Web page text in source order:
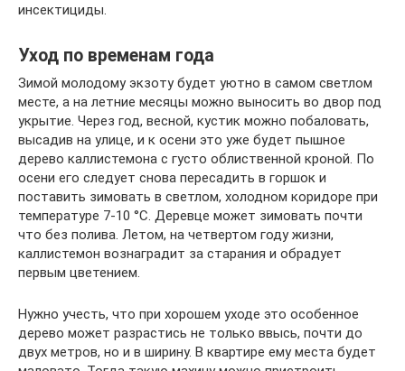
инсектициды.
Уход по временам года
Зимой молодому экзоту будет уютно в самом светлом
месте, а на летние месяцы можно выносить во двор под
укрытие. Через год, весной, кустик можно побаловать,
высадив на улице, и к осени это уже будет пышное
дерево каллистемона с густо облиственной кроной. По
осени его следует снова пересадить в горшок и
поставить зимовать в светлом, холодном коридоре при
температуре 7-10 °С. Деревце может зимовать почти
что без полива. Летом, на четвертом году жизни,
каллистемон вознаградит за старания и обрадует
первым цветением.
Нужно учесть, что при хорошем уходе это особенное
дерево может разрастись не только ввысь, почти до
двух метров, но и в ширину. В квартире ему места будет